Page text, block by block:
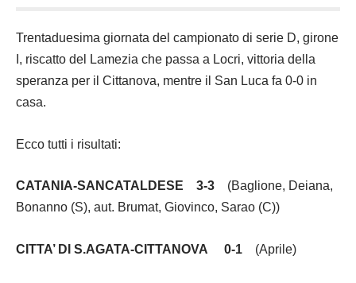
Trentaduesima giornata del campionato di serie D, girone
I, riscatto del Lamezia che passa a Locri, vittoria della
speranza per il Cittanova, mentre il San Luca fa 0-0 in
casa.
Ecco tutti i risultati:
CATANIA-SANCATALDESE 3-3 (Baglione, Deiana,
Bonanno (S), aut. Brumat, Giovinco, Sarao (C))
CITTA’ DI S.AGATA-CITTANOVA 0-1 (Aprile)